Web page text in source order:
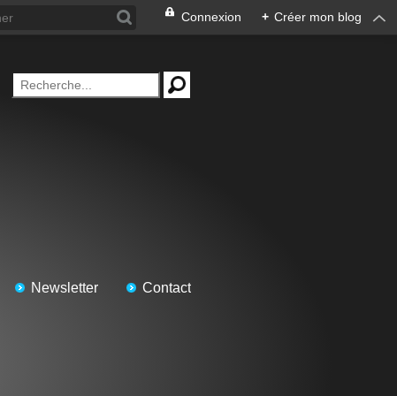
Connexion + Créer mon blog
Newsletter Contact